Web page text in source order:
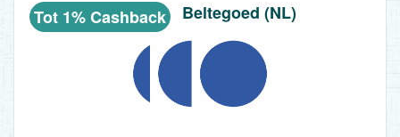
Tot 1% Cashback Beltegoed (NL)